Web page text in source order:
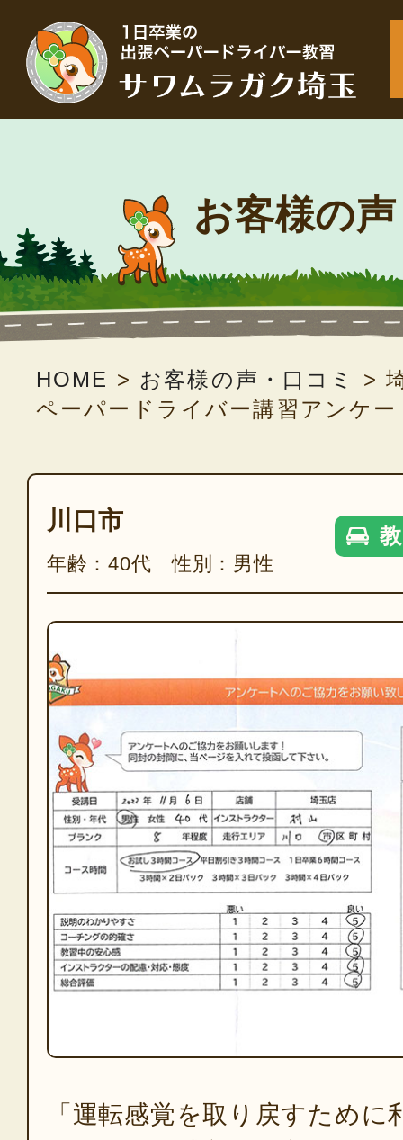
お客様の
HOME > お客様の声・口コミ >
ペーパードライバー講習アンケー
川口市
年齢：40代 性別：男性
「運転感覚を取り戻すため